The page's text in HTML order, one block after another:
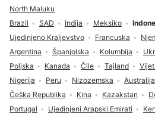
Brazil SAD Indija Meksiko
Ujedinjeno Kraljevstvo
Francuska
Argentina
Španjolska Kolumbija
Poljska
Kanada Čile Tajland
Nigerija
Peru Nizozemska Australija
Češka Republika
Kina Kazakstan
Portugal
Ujedinjeni Arapski Emirati
North Maluku